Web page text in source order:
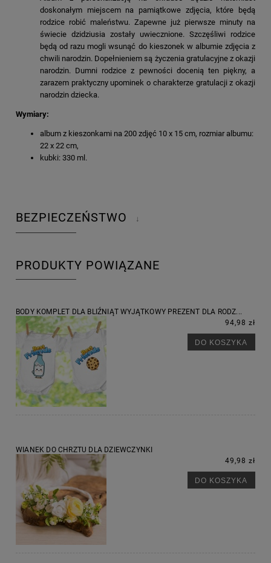
doskonałym miejscem na pamiątkowe zdjęcia, które będą
rodzice robić maleństwu. Zapewne już pierwsze minuty na
świecie dzidziusia zostały uwiecznione. Szczęśliwi rodzice
będą od razu mogli wsunąć do kieszonek w albumie zdjęcia z
chwili narodzin. Dopełnieniem są życzenia gratulacyjne z okazji
narodzin. Dumni rodzice z pewności docenią ten piękny, a
zarazem praktyczny upominek o charakterze gratulacji z okazji
narodzin dziecka.
Wymiary:
album z kieszonkami na 200 zdjęć 10 x 15 cm, rozmiar albumu:
22 x 22 cm,
kubki: 330 ml.
BEZPIECZEŃSTWO ↓
PRODUKTY POWIĄZANE
BODY KOMPLET DLA BLIŹNIĄT WYJĄTKOWY PREZENT DLA RODZ...
94,98 zł
DO KOSZYKA
WIANEK DO CHRZTU DLA DZIEWCZYNKI
49,98 zł
DO KOSZYKA